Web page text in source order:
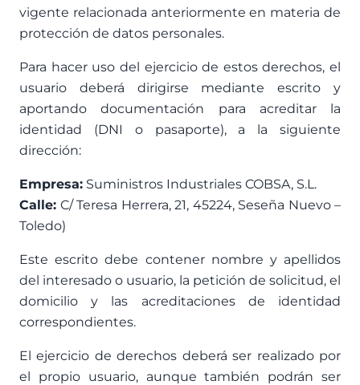
vigente relacionada anteriormente en materia de
protección de datos personales.
Para hacer uso del ejercicio de estos derechos, el
usuario deberá dirigirse mediante escrito y
aportando documentación para acreditar la
identidad (DNI o pasaporte), a la siguiente
dirección:
Empresa: Suministros Industriales COBSA, S.L.
Calle: C/ Teresa Herrera, 21, 45224, Seseña Nuevo –
Toledo)
Este escrito debe contener nombre y apellidos
del interesado o usuario, la petición de solicitud, el
domicilio y las acreditaciones de identidad
correspondientes.
El ejercicio de derechos deberá ser realizado por
el propio usuario, aunque también podrán ser